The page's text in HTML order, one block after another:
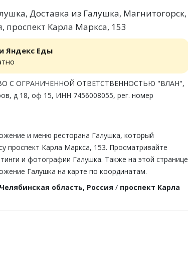
Доставка из Галушка, Магнитогорск,
проспект Карла Маркса, 153
Яндекс Еды
С ОГРАНИЧЕННОЙ ОТВЕТСТВЕННОСТЬЮ "ВЛАН",
д 18, оф 15, ИНН 7456008055, рег. номер
и меню ресторана Галушка, который
проспект Карла Маркса, 153. Просматривайте
и фотографии Галушка. Также на этой странице
Галушка на карте по координатам.
область, Россия / проспект Карла